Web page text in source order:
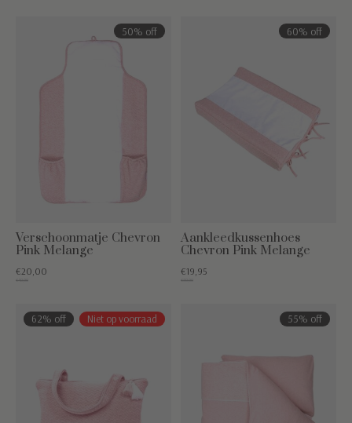
50% off
Verschoonmatje Chevron
Pink Melange
€20,00
€40,00
60% off
Aankleedkussenhoes
Chevron Pink Melange
€19,95
€50,00
62% off Niet op voorraad 55% off